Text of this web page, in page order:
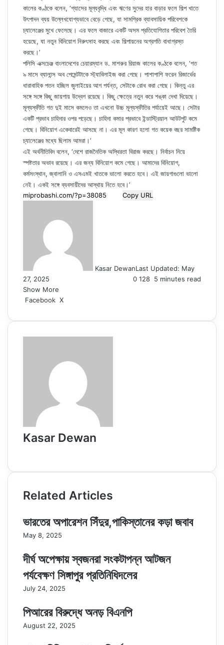
কালের কণ্ঠকে বলেন, ‘গ্যাসের মূল্যবৃদ্ধি এবং ঋণের সুদের হার বাড়ার ফলে শিল্প খাতে
উৎপাদন ব্যয় উল্লেখযোগ্যভাবে বেড়ে গেছে, যা সামগ্রিক ব্যাবসায়িক পরিবেশকে
চ্যালেঞ্জের মুখে ফেলেছে। এর ফলে বাজারে একটি অসম প্রতিযোগিতার পরিবেশ তৈরি
হয়েছে, যা নতুন বিনিয়োগ নিরুৎসাহ করছে এবং শিল্পায়নের অগ্রগতি বাধাগ্রস্ত
করছে।’
পলিসি এক্সচেঞ্জ বাংলাদেশের চেয়ারম্যান ড. মাশরুর রিয়াজ কালের কণ্ঠকে বলেন, ‘গত
৯ মাসে ব্যালান্স অব পেমেন্টটাকে স্ট্যাবিলাইজ করা গেছে। পাশাপাশি ফরেন রিজার্ভের
ধারাবাহিক পতন হচ্ছিল জুলাইয়ের আগ পর্যন্ত, সেটাকে রোধ করা গেছে। কিন্তু এর
সঙ্গে সঙ্গে কিছু জায়গায় উদ্বেগ রয়েছে। কিছু ক্ষেত্রে নতুন করে শঙ্কা দেখা দিয়েছে।
মূল্যস্ফীতি গত দুই মাসে কমলেও তা এখনো উচ্চ মূল্যস্ফীতির পর্যায়েই আছে। সেটার
একটি প্রভাব চাহিদার ওপর পড়েছে। চাহিদা কমার প্রভাবে ইন্ডাস্ট্রিয়াল আউটপুট কমে
গেছে। বিনিয়োগ একেবারেই আসছে না। এর মূল কারণ হলো গত কয়েক বছর সামষ্টিক
চ্যালেঞ্জের মধ্যে ছিলাম আমরা।’
এই অর্থনীতিবিদ বলেন, ‘দেশে রাজনৈতিক অস্থিরতা বিরাজ করছে। নির্বাচন নিয়ে
স্পষ্টতার অভাব রয়েছে। এর জন্য বিনিয়োগ কমে গেছে। আমাদের বিনিয়োগ,
কর্মসংস্থান, জ্বালানি ও এসএমই খাতকে ভালো করতে হবে। এই জায়গাগুলো ভালো
নেই। একই সঙ্গে ব্যবসায়ীদের আস্থায় নিতে হবে।’
Copy URL
Kasar DewanLast Updated: May
27, 2025
0 128 5 minutes read
Show More
Facebook X
Email
Kasar Dewan
Related Articles
ভারতের অপারেশন সিঁদুর,পাকিস্তানের কড়া জবাব
May 8, 2025
দীর্ঘ অপেক্ষায় স্বজনরা সংকটাপন্ন আটজন
পর্যবেক্ষণ সিঙ্গাপুর প্রতিনিধিদলের
July 24, 2025
পিআরের বিরুদ্ধে অনড় বিএনপি
August 22, 2025